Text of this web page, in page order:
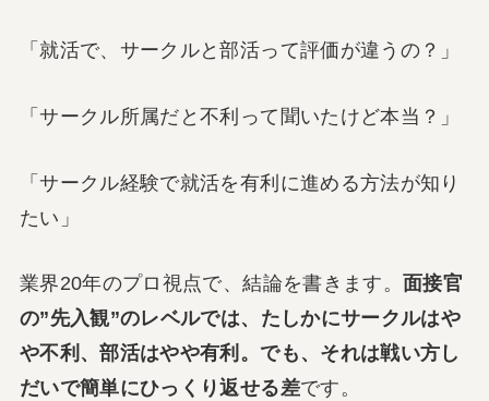
「就活で、サークルと部活って評価が違うの？」
「サークル所属だと不利って聞いたけど本当？」
「サークル経験で就活を有利に進める方法が知り
たい」
業界20年のプロ視点で、結論を書きます。 面接官
の”先入観”のレベルでは、たしかにサークルはや
や不利、部活はやや有利。でも、それは戦い方し
だいで簡単にひっくり返せる差です。